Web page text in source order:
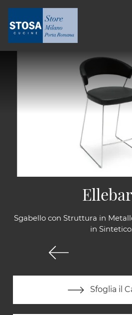
Sgabello con Struttura in
in
Sfoglia il